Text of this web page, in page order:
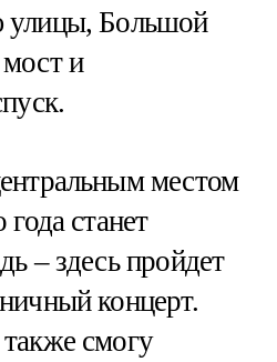
Большой
и
местом
станет
– здесь пройдет
концерт.
смогу